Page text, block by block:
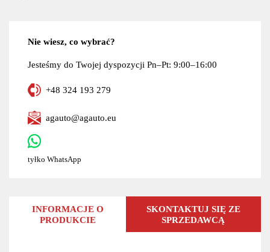
Nie wiesz, co wybrać?
Jesteśmy do Twojej dyspozycji Pn–Pt: 9:00–16:00
+48 324 193 279
agauto@agauto.eu
tyłko WhatsApp
INFORMACJE O
PRODUKCIE
SKONTAKTUJ SIĘ ZE
SPRZEDAWCĄ